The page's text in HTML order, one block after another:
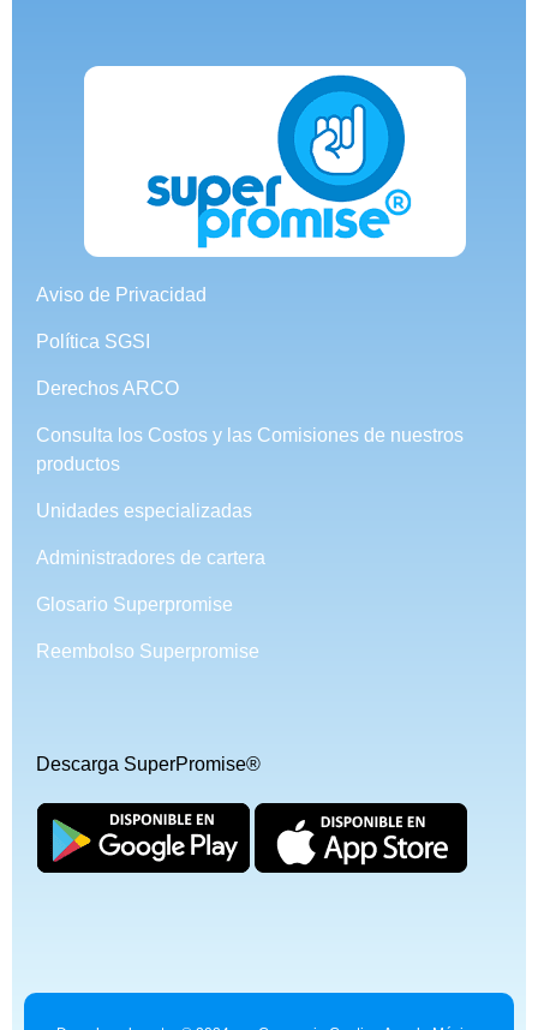
Aviso de Privacidad
Política SGSI
Derechos ARCO
Consulta los Costos y las Comisiones de nuestros
productos
Unidades especializadas
Administradores de cartera
Glosario Superpromise
Reembolso Superpromise
Descarga SuperPromise®